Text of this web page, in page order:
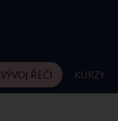
VÝVOJ ŘEČI KURZY